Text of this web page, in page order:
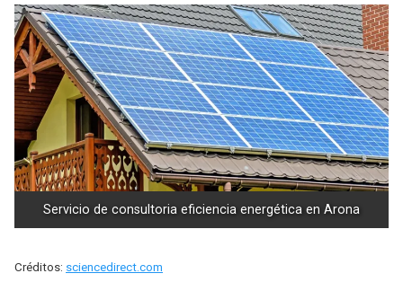
Servicio de consultoria eficiencia energética en Arona
Créditos: sciencedirect.com